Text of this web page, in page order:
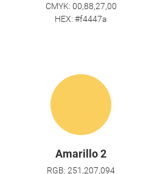
CMYK: 00,88,27,00
HEX: #f4447a
Amarillo 2
RGB: 251,207,094